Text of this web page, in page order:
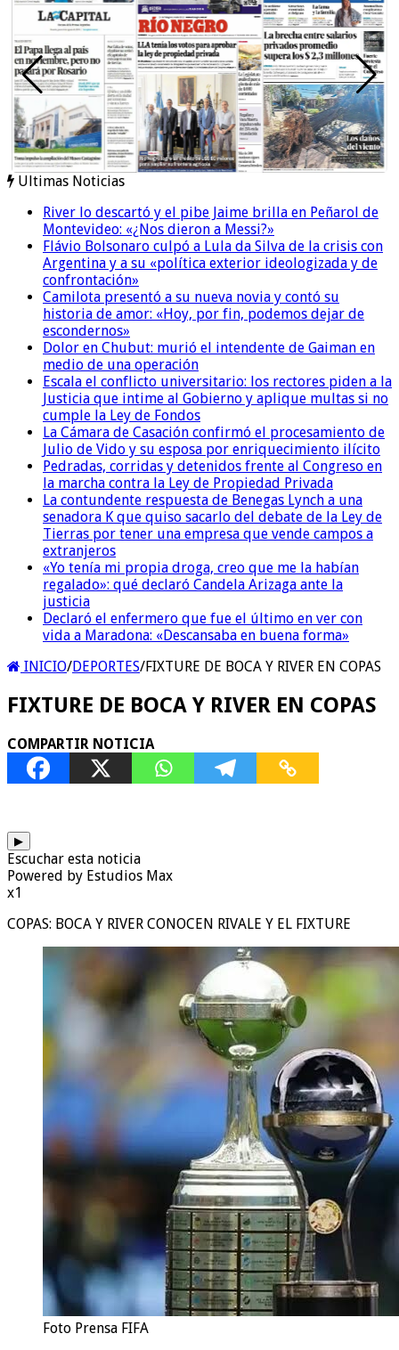
Ultimas Noticias
River lo descartó y el pibe Jaime brilla en Peñarol de
Montevideo: «¿Nos dieron a Messi?»
Flávio Bolsonaro culpó a Lula da Silva de la crisis con
Argentina y a su «política exterior ideologizada y de
confrontación»
Camilota presentó a su nueva novia y contó su
historia de amor: «Hoy, por fin, podemos dejar de
escondernos»
Dolor en Chubut: murió el intendente de Gaiman en
medio de una operación
Escala el conflicto universitario: los rectores piden a la
Justicia que intime al Gobierno y aplique multas si no
cumple la Ley de Fondos
La Cámara de Casación confirmó el procesamiento de
Julio de Vido y su esposa por enriquecimiento ilícito
Pedradas, corridas y detenidos frente al Congreso en
la marcha contra la Ley de Propiedad Privada
La contundente respuesta de Benegas Lynch a una
senadora K que quiso sacarlo del debate de la Ley de
Tierras por tener una empresa que vende campos a
extranjeros
«Yo tenía mi propia droga, creo que me la habían
regalado»: qué declaró Candela Arizaga ante la
justicia
Declaró el enfermero que fue el último en ver con
vida a Maradona: «Descansaba en buena forma»
INICIO/DEPORTES/FIXTURE DE BOCA Y RIVER EN COPAS
FIXTURE DE BOCA Y RIVER EN COPAS
COMPARTIR NOTICIA
▶
Escuchar esta noticia
Powered by Estudios Max
x1
COPAS: BOCA Y RIVER CONOCEN RIVALE Y EL FIXTURE
Foto Prensa FIFA